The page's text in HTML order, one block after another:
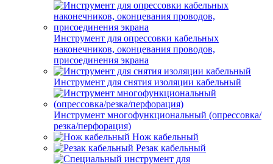
Инструмент для опрессовки кабельных
наконечников, оконцевания проводов,
присоединения экрана
Инструмент для снятия изоляции кабельный
Инструмент многофункциональный (опрессовка/
резка/перфорация)
Нож кабельный
Резак кабельный